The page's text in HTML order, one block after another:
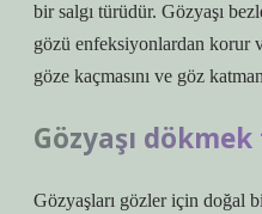
bir salgı türüdür. Gözyaşı
gözü enfeksiyonlardan korur
göze kaçmasını ve göz
Gözyaşı dökmek
Gözyaşları gözler için doğal